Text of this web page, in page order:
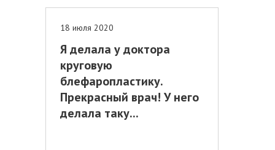
18 июля 2020
Я делала у доктора
круговую
блефаропластику.
Прекрасный врач! У него
делала таку...